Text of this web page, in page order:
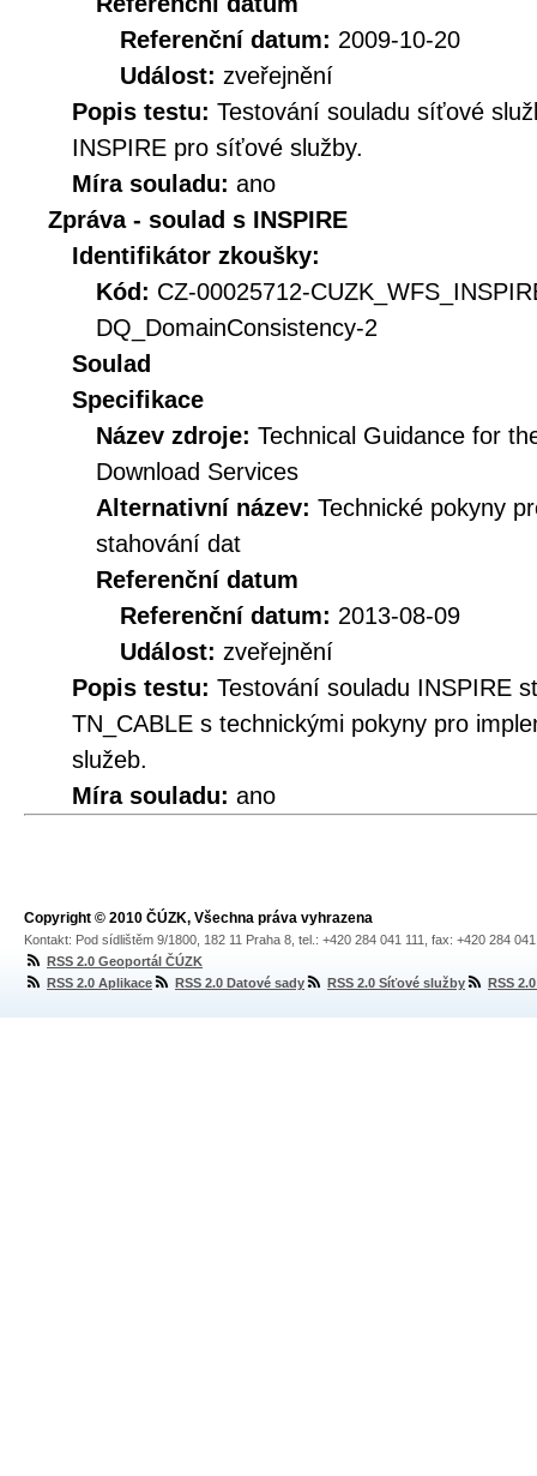
Referenční datum: 2009-10-20
Událost: zveřejnění
Popis testu: Testování souladu síťové
INSPIRE pro síťové služby.
Míra souladu: ano
Zpráva - soulad s INSPIRE
Identifikátor zkoušky:
Kód: CZ-00025712-
DQ_DomainConsistency-2
Soulad
Specifikace
Název zdroje: Technical Guidance for
Download Services
Alternativní název: Technické pokyny
stahování dat
Referenční datum
Referenční datum: 2013-08-09
Událost: zveřejnění
Popis testu: Testování souladu INSPIRE
TN_CABLE s technickými pokyny pro
služeb.
Míra souladu: ano
Copyright © 2010 ČÚZK, Všechna práva vyhrazena
Kontakt: Pod sídlištěm 9/1800, 182 11 Praha 8, tel.: +420 284 041 111, fax: +420 284
RSS 2.0 Geoportál ČÚZK
RSS 2.0 Aplikace
RSS 2.0 Datové sady RSS 2.0 Síťové služby RSS